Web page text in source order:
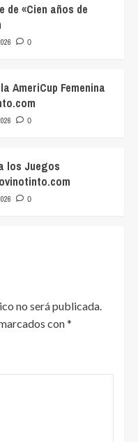
«Cien años de
0
AmeriCup Femenina
0
los Juegos
0
no será publicada.
con*